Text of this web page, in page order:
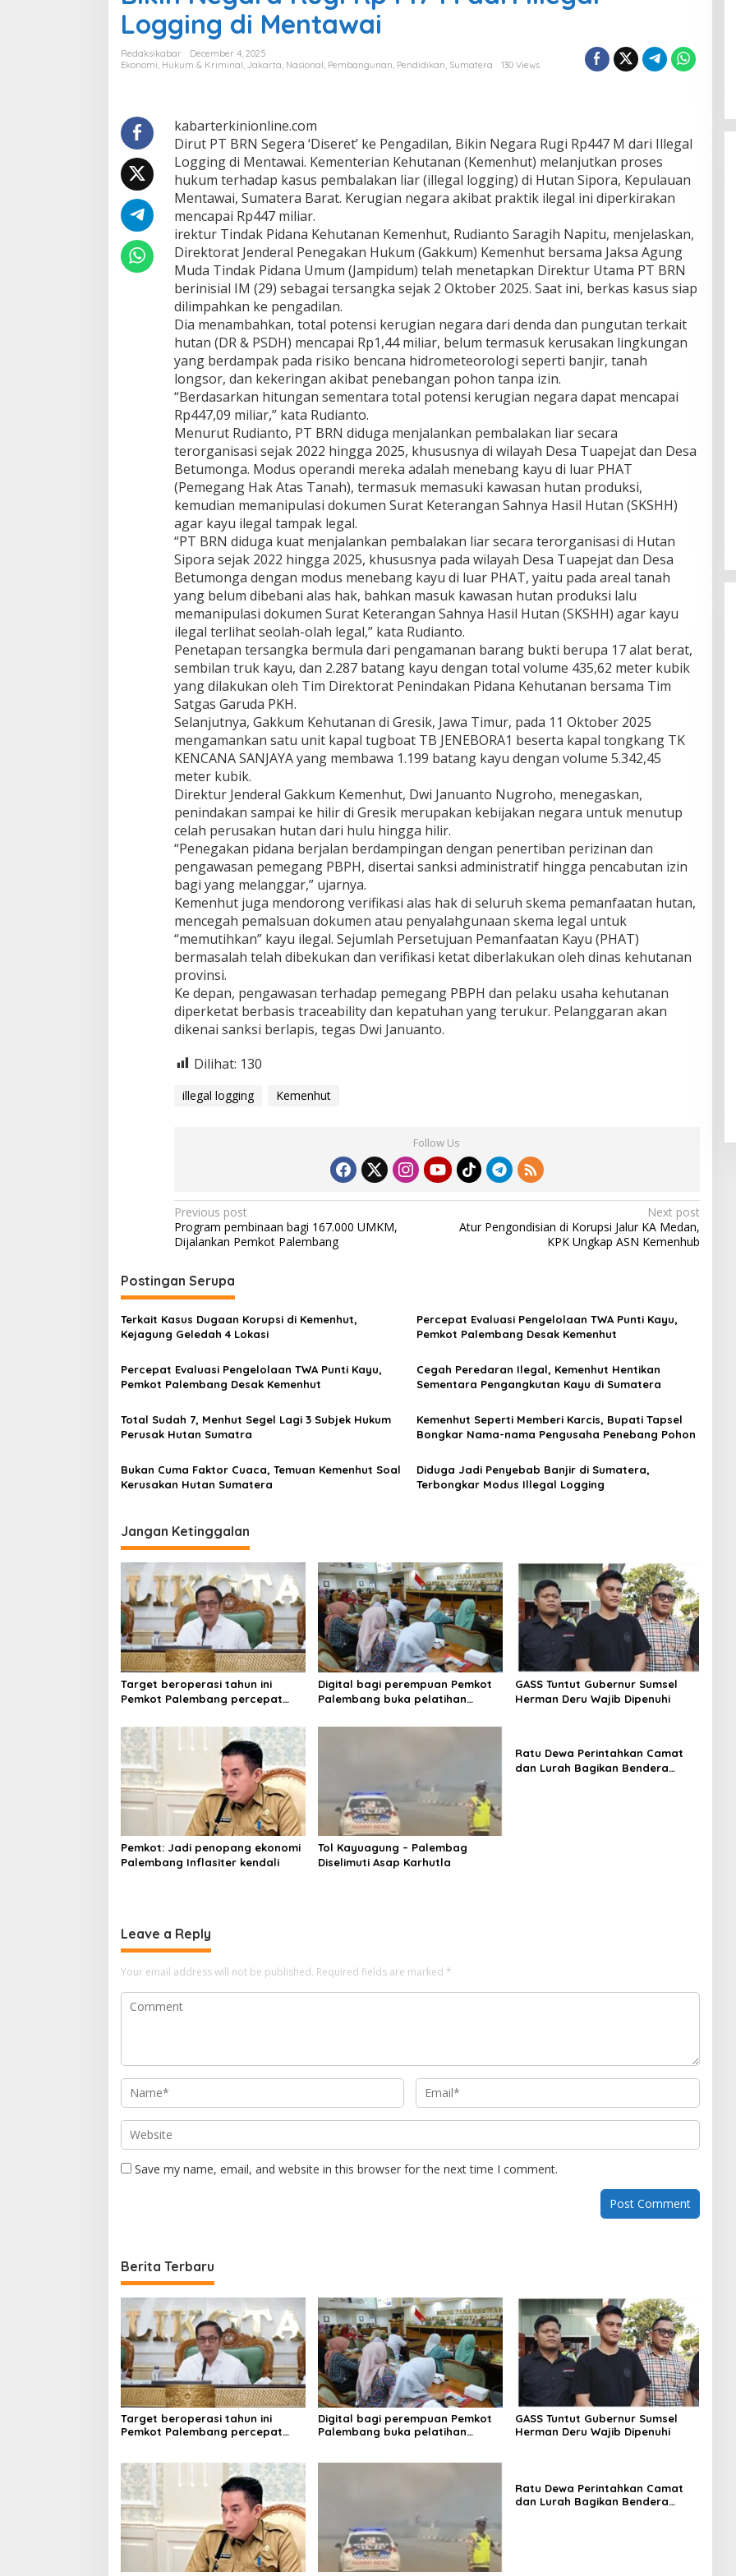
P
T
B
R
N
e
r
a
'
D
i
s
e
r
e
t
e
P
e
n
g
a
d
l
a
,
B
i
k
i
n
N
e
g
a
r
a
R
u
g
i
R
p
4
4
7
d
a
r
i
I
l
l
e
g
a
L
g
g
i
n
d
M
i
Logging di Mentawai
Redaksikabar
December 4, 2025
Ekonomi Hukum & Kriminal Jakarta Nasional Pembangunan Pendidikan Sumatera 130 Views
kabarterkinionline.com
Dirut PT BRN Segera ‘Diseret’ ke Pengadilan, Bikin Negara Rugi Rp447 M dari Illegal
Logging di Mentawai. Kementerian Kehutanan (Kemenhut) melanjutkan proses
hukum terhadap kasus pembalakan liar (illegal logging) di Hutan Sipora, Kepulauan
Mentawai, Sumatera Barat. Kerugian negara akibat praktik ilegal ini diperkirakan
mencapai Rp447 miliar.
irektur Tindak Pidana Kehutanan Kemenhut, Rudianto Saragih Napitu, menjelaskan,
Direktorat Jenderal Penegakan Hukum (Gakkum) Kemenhut bersama Jaksa Agung
Muda Tindak Pidana Umum (Jampidum) telah menetapkan Direktur Utama PT BRN
berinisial IM (29) sebagai tersangka sejak 2 Oktober 2025. Saat ini, berkas kasus siap
dilimpahkan ke pengadilan.
Dia menambahkan, total potensi kerugian negara dari denda dan pungutan terkait
hutan (DR & PSDH) mencapai Rp1,44 miliar, belum termasuk kerusakan lingkungan
yang berdampak pada risiko bencana hidrometeorologi seperti banjir, tanah
longsor, dan kekeringan akibat penebangan pohon tanpa izin.
“Berdasarkan hitungan sementara total potensi kerugian negara dapat mencapai
Rp447,09 miliar,” kata Rudianto.
Menurut Rudianto, PT BRN diduga menjalankan pembalakan liar secara
terorganisasi sejak 2022 hingga 2025, khususnya di wilayah Desa Tuapejat dan Desa
Betumonga. Modus operandi mereka adalah menebang kayu di luar PHAT
(Pemegang Hak Atas Tanah), termasuk memasuki kawasan hutan produksi,
kemudian memanipulasi dokumen Surat Keterangan Sahnya Hasil Hutan (SKSHH)
agar kayu ilegal tampak legal.
“PT BRN diduga kuat menjalankan pembalakan liar secara terorganisasi di Hutan
Sipora sejak 2022 hingga 2025, khususnya pada wilayah Desa Tuapejat dan Desa
Betumonga dengan modus menebang kayu di luar PHAT, yaitu pada areal tanah
yang belum dibebani alas hak, bahkan masuk kawasan hutan produksi lalu
memanipulasi dokumen Surat Keterangan Sahnya Hasil Hutan (SKSHH) agar kayu
ilegal terlihat seolah-olah legal,” kata Rudianto.
Penetapan tersangka bermula dari pengamanan barang bukti berupa 17 alat berat,
sembilan truk kayu, dan 2.287 batang kayu dengan total volume 435,62 meter kubik
yang dilakukan oleh Tim Direktorat Penindakan Pidana Kehutanan bersama Tim
Satgas Garuda PKH.
Selanjutnya, Gakkum Kehutanan di Gresik, Jawa Timur, pada 11 Oktober 2025
mengamankan satu unit kapal tugboat TB JENEBORA1 beserta kapal tongkang TK
KENCANA SANJAYA yang membawa 1.199 batang kayu dengan volume 5.342,45
meter kubik.
Direktur Jenderal Gakkum Kemenhut, Dwi Januanto Nugroho, menegaskan,
penindakan sampai ke hilir di Gresik merupakan kebijakan negara untuk menutup
celah perusakan hutan dari hulu hingga hilir.
“Penegakan pidana berjalan berdampingan dengan penertiban perizinan dan
pengawasan pemegang PBPH, disertai sanksi administratif hingga pencabutan izin
bagi yang melanggar,” ujarnya.
Kemenhut juga mendorong verifikasi alas hak di seluruh skema pemanfaatan hutan,
mencegah pemalsuan dokumen atau penyalahgunaan skema legal untuk
“memutihkan” kayu ilegal. Sejumlah Persetujuan Pemanfaatan Kayu (PHAT)
bermasalah telah dibekukan dan verifikasi ketat diberlakukan oleh dinas kehutanan
provinsi.
Ke depan, pengawasan terhadap pemegang PBPH dan pelaku usaha kehutanan
diperketat berbasis traceability dan kepatuhan yang terukur. Pelanggaran akan
dikenai sanksi berlapis, tegas Dwi Januanto.
Dilihat: 130
illegal logging Kemenhut
Follow Us
P
o
t
n
a
i
a
t
i
o
Previous post
Program pembinaan bagi 167.000 UMKM,
Dijalankan Pemkot Palembang
Next post
Atur Pengondisian di Korupsi Jalur KA Medan,
KPK Ungkap ASN Kemenhub
Postingan Serupa
Terkait Kasus Dugaan Korupsi di Kemenhut,
Kejagung Geledah 4 Lokasi
Percepat Evaluasi Pengelolaan TWA Punti Kayu,
Pemkot Palembang Desak Kemenhut
Percepat Evaluasi Pengelolaan TWA Punti Kayu,
Pemkot Palembang Desak Kemenhut
Cegah Peredaran Ilegal, Kemenhut Hentikan
Sementara Pengangkutan Kayu di Sumatera
Total Sudah 7, Menhut Segel Lagi 3 Subjek Hukum
Perusak Hutan Sumatra
Kemenhut Seperti Memberi Karcis, Bupati Tapsel
Bongkar Nama-nama Pengusaha Penebang Pohon
Bukan Cuma Faktor Cuaca, Temuan Kemenhut Soal
Kerusakan Hutan Sumatera
Diduga Jadi Penyebab Banjir di Sumatera,
Terbongkar Modus Illegal Logging
Jangan Ketinggalan
Target beroperasi tahun ini
Pemkot Palembang percepat
Digital bagi perempuan Pemkot
Palembang buka pelatihan
GASS Tuntut Gubernur Sumsel
Herman Deru Wajib Dipenuhi
Pemkot: Jadi penopang ekonomi
Palembang Inflasiter kendali
Tol Kayuagung – Palembag
Diselimuti Asap Karhutla
Ratu Dewa Perintahkan Camat
dan Lurah Bagikan Bendera
Leave a Reply
Your email address will not be published. Required fields are marked *
Save my name, email, and website in this browser for the next time I comment.
Berita Terbaru
Target beroperasi tahun ini
Pemkot Palembang percepat
Digital bagi perempuan Pemkot
Palembang buka pelatihan
GASS Tuntut Gubernur Sumsel
Herman Deru Wajib Dipenuhi
Ratu Dewa Perintahkan Camat
dan Lurah Bagikan Bendera